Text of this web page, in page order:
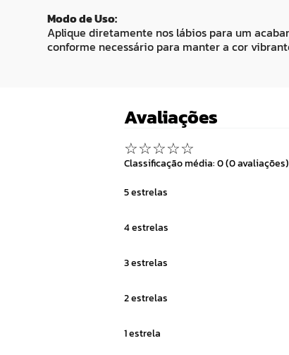
Modo de Uso:
Aplique diretamente nos lábios para um
conforme necessário para manter a cor
Avaliações
☆☆☆☆☆
Classificação média: 0(0 avaliações)
5 estrelas
4 estrelas
3 estrelas
2 estrelas
1 estrela